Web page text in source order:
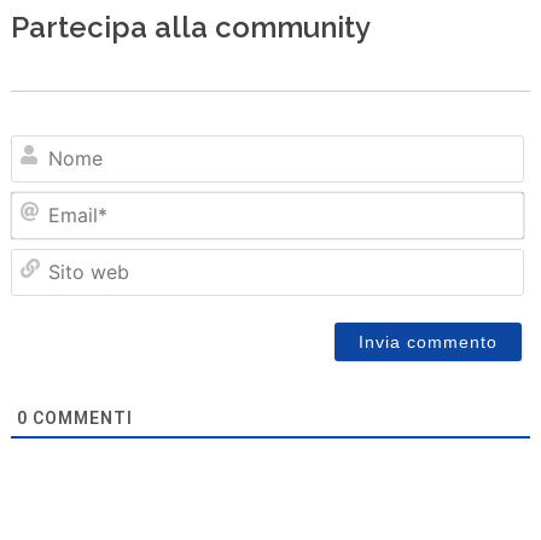
Partecipa alla community
0 COMMENTI